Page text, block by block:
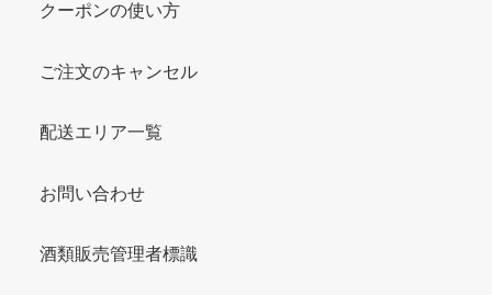
クーポンの使い方
ご注文のキャンセル
配送エリア一覧
お問い合わせ
酒類販売管理者標識